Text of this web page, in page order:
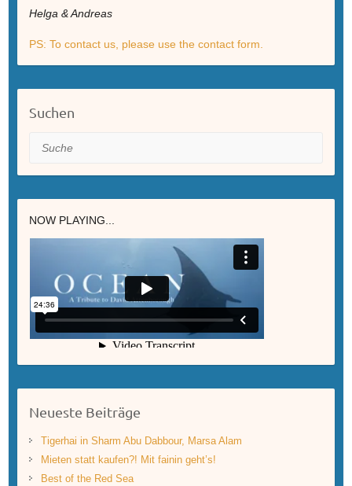
Helga & Andreas
PS: To contact us, please use the contact form.
Suchen
Suche
NOW PLAYING...
Neueste Beiträge
Tigerhai in Sharm Abu Dabbour, Marsa Alam
Mieten statt kaufen?! Mit fainin geht’s!
Best of the Red Sea